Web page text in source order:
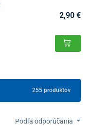
2,90 €
255 produktov
Podľa odporúčania